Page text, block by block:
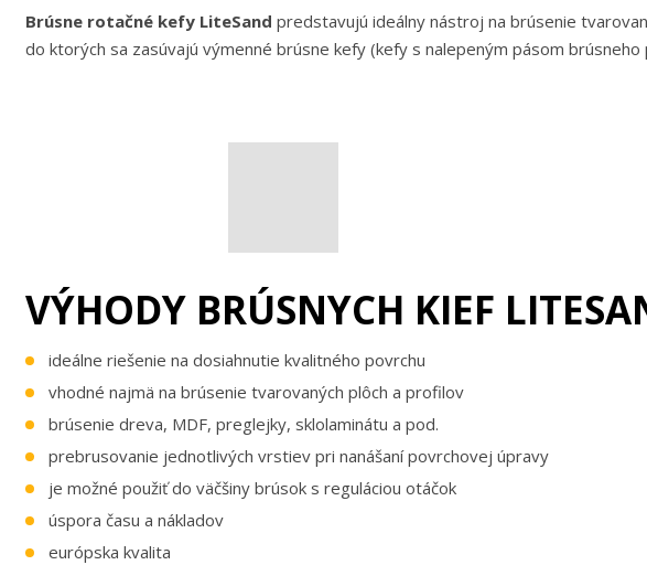
Brúsne rotačné kefy LiteSand predstavujú ideálny nástroj na brúsenie
do ktorých sa zasúvajú výmenné brúsne kefy (kefy s nalepeným pásom brúsneho
VÝHODY BRÚSNYCH KIEF
ideálne riešenie na dosiahnutie kvalitného povrchu
vhodné najmä na brúsenie tvarovaných plôch a profilov
brúsenie dreva, MDF, preglejky, sklolaminátu a pod.
prebrusovanie jednotlivých vrstiev pri nanášaní povrchovej úpravy
je možné použiť do väčšiny brúsok s reguláciou otáčok
úspora času a nákladov
európska kvalita